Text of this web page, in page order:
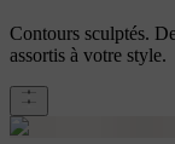
Contours sculptés.
assortis à votre style.